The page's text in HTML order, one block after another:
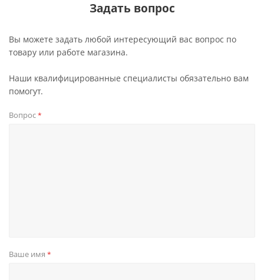
Задать вопрос
Вы можете задать любой интересующий вас вопрос по
товару или работе магазина.
Наши квалифицированные специалисты обязательно вам
помогут.
Вопрос*
Ваше имя *